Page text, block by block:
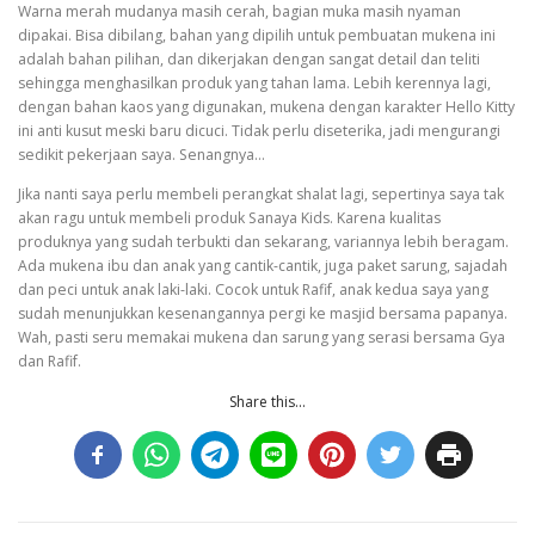
Warna merah mudanya masih cerah, bagian muka masih nyaman
dipakai. Bisa dibilang, bahan yang dipilih untuk pembuatan mukena ini
adalah bahan pilihan, dan dikerjakan dengan sangat detail dan teliti
sehingga menghasilkan produk yang tahan lama. Lebih kerennya lagi,
dengan bahan kaos yang digunakan, mukena dengan karakter Hello Kitty
ini anti kusut meski baru dicuci. Tidak perlu diseterika, jadi mengurangi
sedikit pekerjaan saya. Senangnya…
Jika nanti saya perlu membeli perangkat shalat lagi, sepertinya saya tak
akan ragu untuk membeli produk Sanaya Kids. Karena kualitas
produknya yang sudah terbukti dan sekarang, variannya lebih beragam.
Ada mukena ibu dan anak yang cantik-cantik, juga paket sarung, sajadah
dan peci untuk anak laki-laki. Cocok untuk Rafif, anak kedua saya yang
sudah menunjukkan kesenangannya pergi ke masjid bersama papanya.
Wah, pasti seru memakai mukena dan sarung yang serasi bersama Gya
dan Rafif.
Share this...